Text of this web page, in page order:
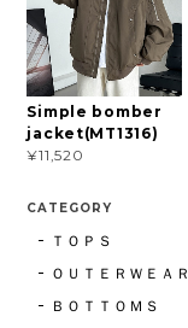
Simple bomber
jacket(MT1316)
¥11,520
CATEGORY
ＴＯＰＳ
ＯＵＴＥＲＷＥＡＲ
ＢＯＴＴＯＭＳ